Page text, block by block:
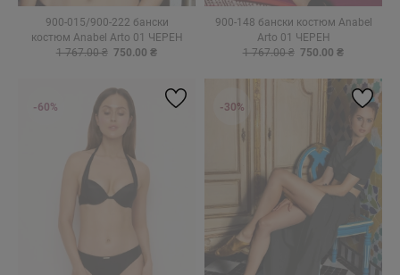
900-015/900-222 бански
костюм Anabel Arto 01 ЧЕРЕН
1 767.00 ₴ 750.00 ₴
900-148 бански костюм Anabel
Arto 01 ЧЕРЕН
1 767.00 ₴ 750.00 ₴
-60% -30%